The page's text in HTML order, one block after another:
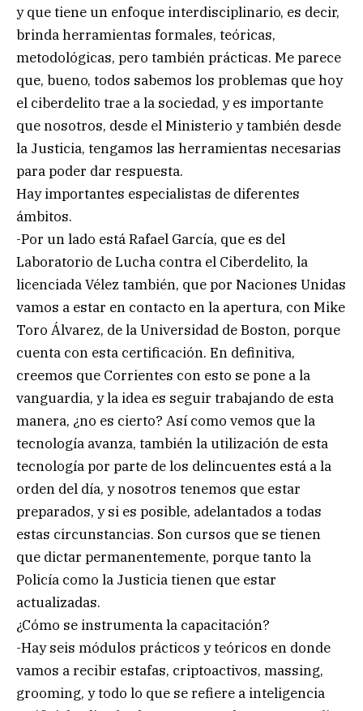
y que tiene un enfoque interdisciplinario, es decir,
brinda herramientas formales, teóricas,
metodológicas, pero también prácticas. Me parece
que, bueno, todos sabemos los problemas que hoy
el ciberdelito trae a la sociedad, y es importante
que nosotros, desde el Ministerio y también desde
la Justicia, tengamos las herramientas necesarias
para poder dar respuesta.
Hay importantes especialistas de diferentes
ámbitos.
-Por un lado está Rafael García, que es del
Laboratorio de Lucha contra el Ciberdelito, la
licenciada Vélez también, que por Naciones Unidas
vamos a estar en contacto en la apertura, con Mike
Toro Álvarez, de la Universidad de Boston, porque
cuenta con esta certificación. En definitiva,
creemos que Corrientes con esto se pone a la
vanguardia, y la idea es seguir trabajando de esta
manera, ¿no es cierto? Así como vemos que la
tecnología avanza, también la utilización de esta
tecnología por parte de los delincuentes está a la
orden del día, y nosotros tenemos que estar
preparados, y si es posible, adelantados a todas
estas circunstancias. Son cursos que se tienen
que dictar permanentemente, porque tanto la
Policía como la Justicia tienen que estar
actualizadas.
¿Cómo se instrumenta la capacitación?
-Hay seis módulos prácticos y teóricos en donde
vamos a recibir estafas, criptoactivos, massing,
grooming, y todo lo que se refiere a inteligencia